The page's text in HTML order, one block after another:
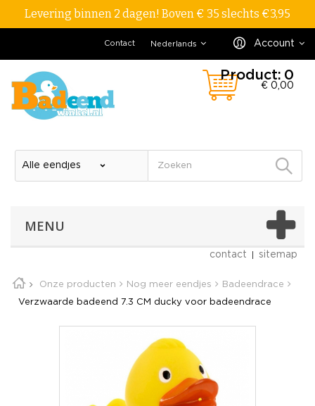
Levering binnen 2 dagen! Boven € 35 slechts €3,95
Account
Nederlands
Contact
Product: 0
€ 0,00
MENU
contact sitemap
Onze producten Nog meer eendjes Badeendrace
Verzwaarde badeend 7.3 CM ducky voor badeendrace